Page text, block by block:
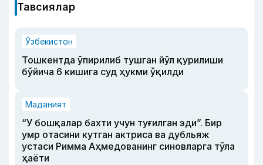
Тавсиялар
Ўзбекистон
Тошкентда ўпирилиб тушган йўл қурилиши
бўйича 6 кишига суд ҳукми ўқилди
Маданият
“У бошқалар бахти учун туғилган эди”. Бир
умр отасини кутган актриса ва дубльяж
устаси Римма Аҳмедованинг синовларга тўла
ҳаёти